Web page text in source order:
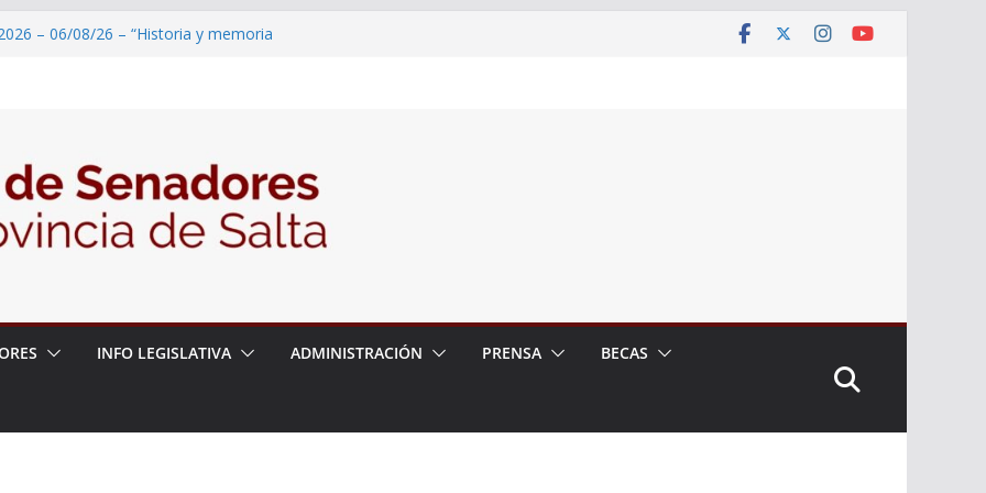
– 06/08/26 – “Historia y memoria
– 06/08/26 – Presentación del libro
del Dr. Víctor Alfredo Frías
– 06/08/26 – 82° Edición de la Expo
INFO LEGISLATIVA ADMINISTRACIÓN PRENSA BECAS